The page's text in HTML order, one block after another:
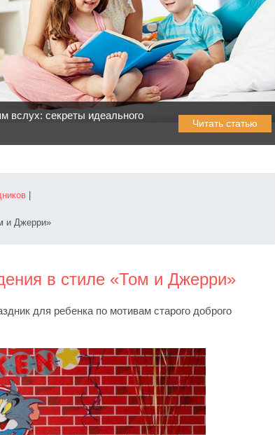
вслух: секреты идеального
Читать статью
и Джерри»
в стиле «Том и Джерри»
для ребенка по мотивам старого доброго